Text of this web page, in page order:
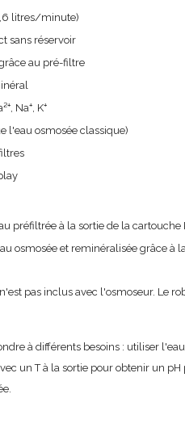
litres/minute)
sans réservoir
au pré-filtre
Na⁺, K⁺
l'eau osmosée classique)
préfiltrée à la sortie de la cartouche
osmosée et reminéralisée grâce à
pas inclus avec l'osmoseur. Le
à différents besoins : utiliser
un T à la sortie pour obtenir un